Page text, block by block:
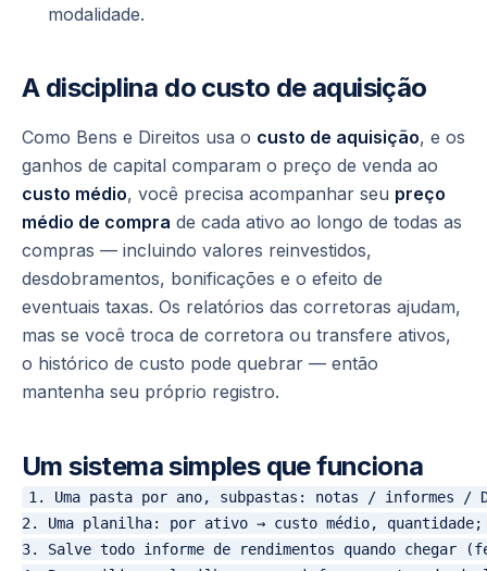
modalidade.
A disciplina do custo de aquisição
Como Bens e Direitos usa o custo de aquisição, e os
ganhos de capital comparam o preço de venda ao
custo médio, você precisa acompanhar seu preço
médio de compra de cada ativo ao longo de todas as
compras — incluindo valores reinvestidos,
desdobramentos, bonificações e o efeito de
eventuais taxas. Os relatórios das corretoras ajudam,
mas se você troca de corretora ou transfere ativos,
o histórico de custo pode quebrar — então
mantenha seu próprio registro.
Um sistema simples que funciona
1. Uma pasta por ano, subpastas: notas / informes /
2. Uma planilha: por ativo → custo médio,
3. Salve todo informe de rendimentos quando chegar